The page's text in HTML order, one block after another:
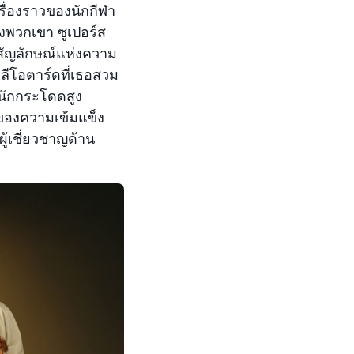
งราวของนักกีฬา
วกเขา ซูเปอร์ส
สัญลักษณ์แห่งความ
โอตาร์ดที่เธอสวม
กระโดดสูง
งความเข้มแข็ง
เชี่ยวชาญด้าน